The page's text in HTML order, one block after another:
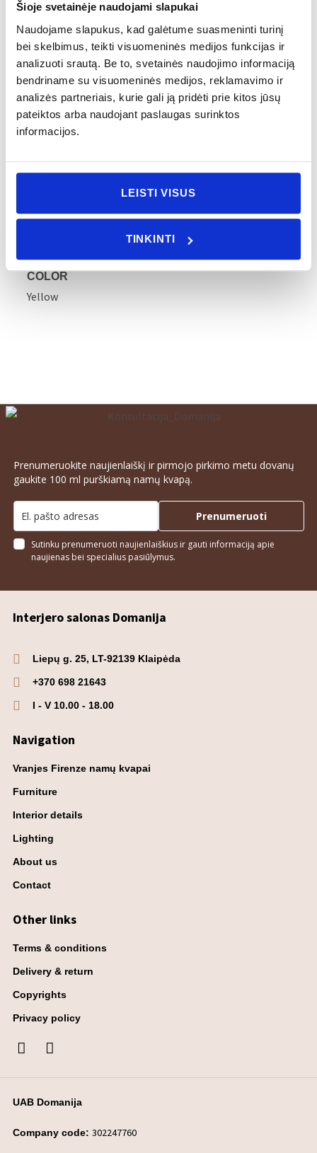
Šioje svetainėje naudojami slapukai
Naudojame slapukus, kad galėtume suasmeninti turinį
bei skelbimus, teikti visuomeninės medijos funkcijas ir
analizuoti srautą. Be to, svetainės naudojimo informaciją
bendriname su visuomeninės medijos, reklamavimo ir
analizės partneriais, kurie gali ją pridėti prie kitos jūsų
pateiktos arba naudojant paslaugas surinktos
informacijos.
LEISTI VISUS
TINKINTI
OLFACTORY PYRAMID
Chinotto | Cardamom | Black pepper
MAIN SCENT
Spicy
CATEGORY
ATMOSPHERE
COLOR
Yellow
Prenumeruokite naujienlaiškį ir pirmojo pirkimo metu dovanų
gaukite 100 ml purškiamą namų kvapą.
Sutinku prenumeruoti naujienlaiškius ir gauti informaciją apie
naujienas bei specialius pasiūlymus.
Prenumeruoti
Interjero salonas Domanija
Liepų g. 25, LT-92139 Klaipėda
+370 698 21643
I - V 10.00 - 18.00
Navigation
Vranjes Firenze namų kvapai
Furniture
Interior details
Lighting
About us
Contact
Other links
Terms & conditions
Delivery & return
Copyrights
Privacy policy
UAB Domanija
Company code:302247760